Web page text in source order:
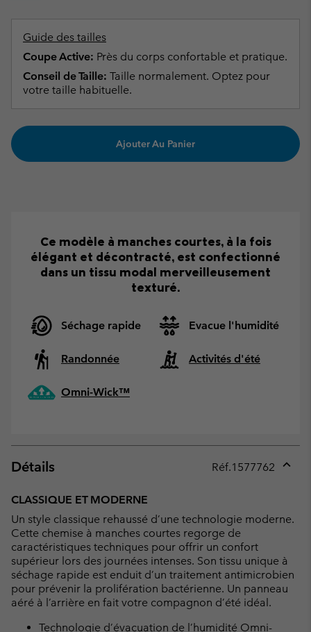
Guide des tailles
Coupe Active: Près du corps confortable et pratique.
Conseil de Taille: Taille normalement. Optez pour
votre taille habituelle.
Ajouter Au Panier
Ce modèle à manches courtes, à la fois
élégant et décontracté, est confectionné
dans un tissu modal merveilleusement
texturé.
Séchage rapide Evacue l'humidité
Randonnée Activités d'été
Omni-Wick™
Détails Réf.1577762
CLASSIQUE ET MODERNE
Un style classique rehaussé d’une technologie moderne.
Cette chemise à manches courtes regorge de
caractéristiques techniques pour offrir un confort
supérieur lors des journées intenses. Son tissu unique à
séchage rapide est enduit d’un traitement antimicrobien
pour prévenir la prolifération bactérienne. Un panneau
aéré à l’arrière en fait votre compagnon d’été idéal.
Technologie d’évacuation de l’humidité Omni-